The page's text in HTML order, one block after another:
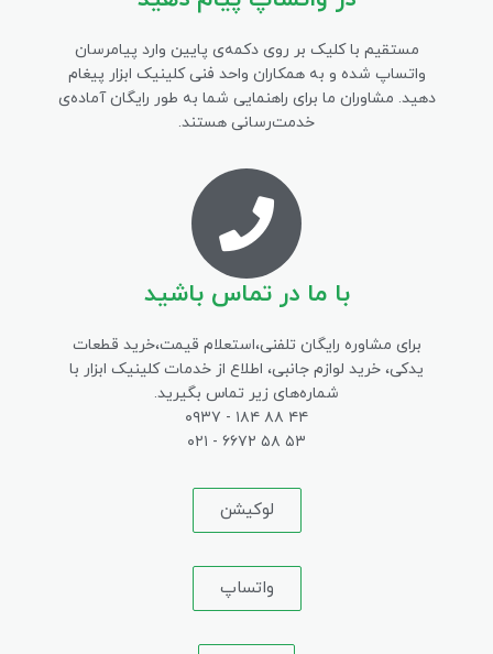
مستقیم با کلیک بر روی دکمه‌ی پایین وارد پیامرسان
واتساپ شده و به همکاران واحد فنی کلینیک ابزار پیغام
دهید. مشاوران ما برای راهنمایی شما به طور رایگان آماده‌ی
خدمت‌رسانی هستند.
با ما در تماس باشید
برای مشاوره رایگان تلفنی،‌استعلام قیمت،‌خرید قطعات
یدکی، خرید لوازم جانبی، اطلاع از خدمات کلینیک ابزار با
شماره‌های زیر تماس بگیرید.
۴۴ ۸۸ ۱۸۴ - ۰۹۳۷
۵۳ ۵۸ ۶۶۷۲ - ۰۲۱
لوکیشن
واتساپ